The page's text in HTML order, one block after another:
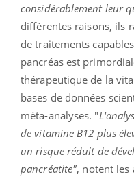
considérablement leur
différentes raisons, ils
de traitements
pancréas est
thérapeutique de la
bases de données
méta-analyses. "
de vitamine B12 plus
un risque réduit de
pancréatite", notent les